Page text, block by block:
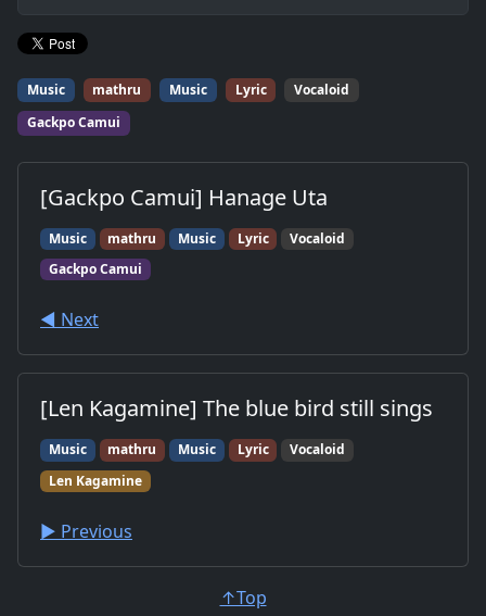
Music mathru Music Lyric
Vocaloid
Gackpo Camui
[Gackpo Camui] Hanage Uta
Music mathru Music Lyric
Vocaloid
Gackpo Camui
◀︎ Next
[Len Kagamine] The blue bird still sings
Music mathru Music Lyric
Vocaloid
Len Kagamine
▶︎ Previous
↑Top